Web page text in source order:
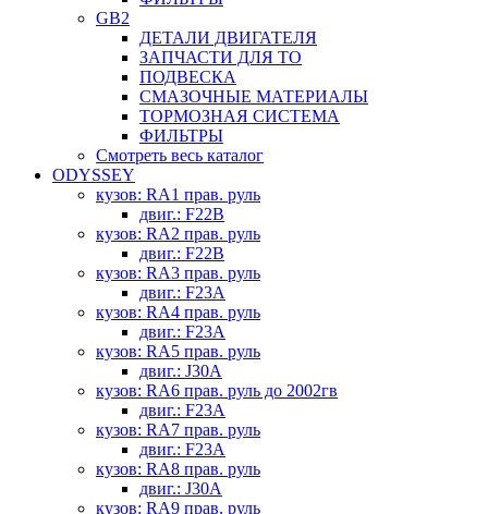
GB2
ДЕТАЛИ ДВИГАТЕЛЯ
ЗАПЧАСТИ ДЛЯ ТО
ПОДВЕСКА
СМАЗОЧНЫЕ МАТЕРИАЛЫ
ТОРМОЗНАЯ СИСТЕМА
ФИЛЬТРЫ
Смотреть весь каталог
ODYSSEY
кузов: RA1 прав. руль
двиг.: F22B
кузов: RA2 прав. руль
двиг.: F22B
кузов: RA3 прав. руль
двиг.: F23A
кузов: RA4 прав. руль
двиг.: F23A
кузов: RA5 прав. руль
двиг.: J30A
кузов: RA6 прав. руль до 2002гв
двиг.: F23A
кузов: RA7 прав. руль
двиг.: F23A
кузов: RA8 прав. руль
двиг.: J30A
кузов: RA9 прав. руль